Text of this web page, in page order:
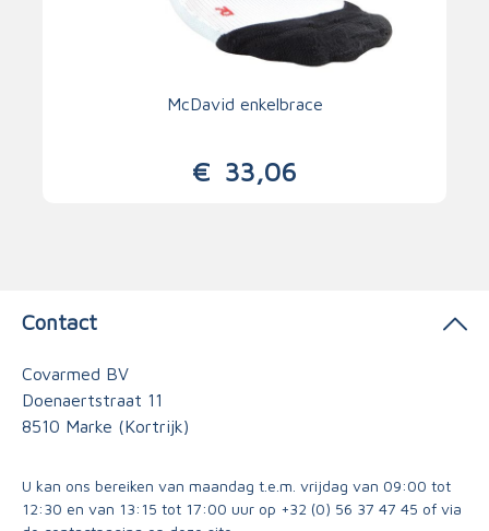
McDavid enkelbrace
€ 33,06
Contact
Covarmed BV
Doenaertstraat 11
8510 Marke (Kortrijk)
U kan ons bereiken van maandag t.e.m. vrijdag van 09:00 tot
12:30 en van 13:15 tot 17:00 uur op +32 (0) 56 37 47 45 of via